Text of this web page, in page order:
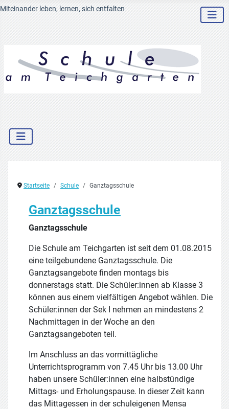
Miteinander leben, lernen, sich entfalten
Startseite Schule Ganztagsschule
Ganztagsschule
Ganztagsschule
Die Schule am Teichgarten ist seit dem 01.08.2015
eine teilgebundene Ganztagsschule. Die
Ganztagsangebote finden montags bis
donnerstags statt. Die Schüler:innen ab Klasse 3
können aus einem vielfältigen Angebot wählen. Die
Schüler:innen der Sek I nehmen an mindestens 2
Nachmittagen in der Woche an den
Ganztagsangeboten teil.
Im Anschluss an das vormittägliche
Unterrichtsprogramm von 7.45 Uhr bis 13.00 Uhr
haben unsere Schüler:innen eine halbstündige
Mittags- und Erholungspause. In dieser Zeit kann
das Mittagessen in der schuleigenen Mensa